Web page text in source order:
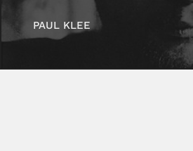
PAUL KLEE